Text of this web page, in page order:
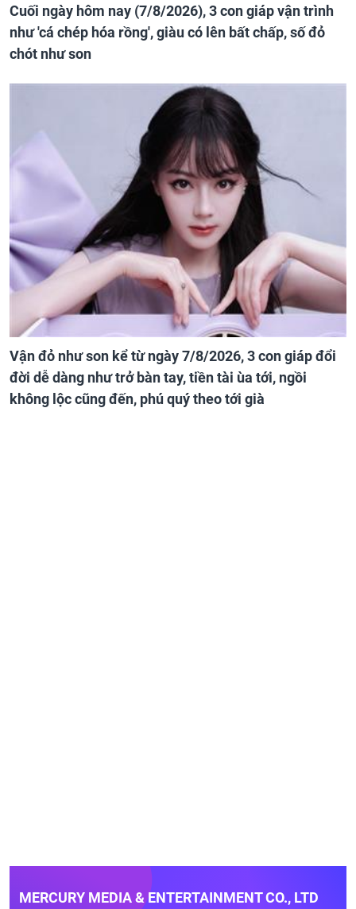
Cuối ngày hôm nay (7/8/2026), 3 con giáp vận trình
như 'cá chép hóa rồng', giàu có lên bất chấp, số đỏ
chót như son
Vận đỏ như son kể từ ngày 7/8/2026, 3 con giáp đổi
đời dễ dàng như trở bàn tay, tiền tài ùa tới, ngồi
không lộc cũng đến, phú quý theo tới già
MERCURY MEDIA & ENTERTAINMENT CO., LTD